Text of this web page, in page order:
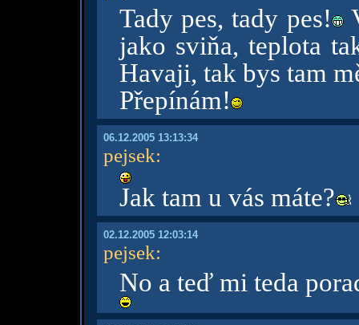
Tady pes, tady pes!
jako sviňa, teplota
Havaji, tak bys tam
Přepínám!
06.12.2005 13:13:34
pejsek:
Jak tam u vás máte?
02.12.2005 12:03:14
pejsek:
No a teď mi teda